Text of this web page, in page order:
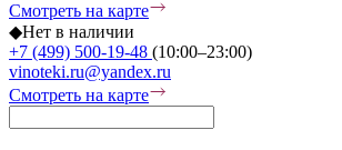
Смотреть на карте
◆Нет в наличии
+7 (499) 500-19-48 (10:00–23:00)
vinoteki.ru@yandex.ru
Смотреть на карте